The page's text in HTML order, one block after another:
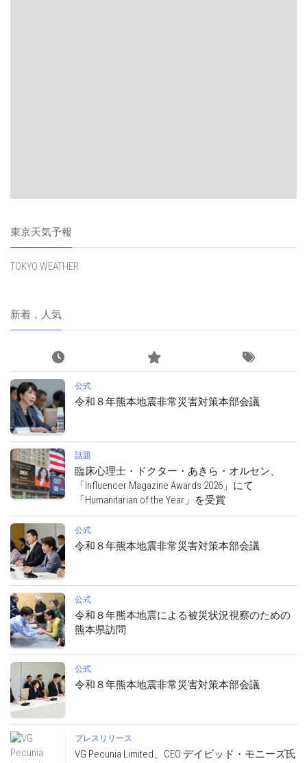
東京天気予報
TOKYO WEATHER
新着，人気
公式
令和８年熊本地震非常災害対策本部会議
話題
臨床心理士・ドクター・あきら・オルセン、
「Influencer Magazine Awards 2026」にて
「Humanitarian of the Year」を受賞
公式
令和８年熊本地震非常災害対策本部会議
公式
令和８年熊本地震による被災状況視察のための
熊本県訪問
公式
令和８年熊本地震非常災害対策本部会議
プレスリリース
VG Pecunia Limited、CEO デイビッド・モニーズ氏